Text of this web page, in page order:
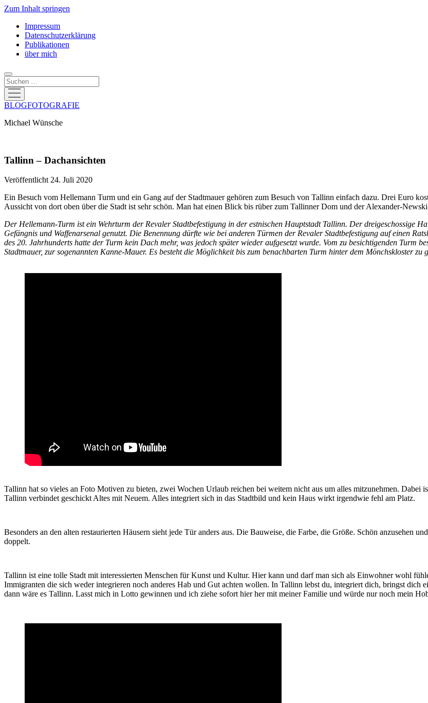
Zum Inhalt springen
Impressum
Datenschutzerklärung
Publikationen
über mich
Suchen
Menü
öffnen
BLOGFOTOGRAFIE
Michael Wünsche
Tallinn – Dachansichten
Veröffentlicht 24. Juli 2020
Ein Besuch vom Hellemann Turm und ein Gang auf der Stadtmauer gehören zum Besuch von Tallinn einfach dazu. Drei Euro
Aussicht von dort oben über die Stadt ist sehr schön. Man hat einen Blick bis rüber zum Tallinner Dom und der Alexander-
Der Hellemann-Turm ist ein Wehrturm der Revaler Stadtbefestigung in der estnischen Hauptstadt Tallinn. Der dreigeschossige
Gefängnis und Waffenarsenal genutzt. Die Benennung dürfte wie bei anderen Türmen der Revaler Stadtbefestigung auf einen
des 20. Jahrhunderts hatte der Turm kein Dach mehr, was jedoch später wieder aufgesetzt wurde. Vom zu besichtigenden Turm
Stadtmauer, zur sogenannten Kanne-Mauer. Es besteht die Möglichkeit bis zum benachbarten Turm hinter dem Mönchskloster zu
Tallinn hat so vieles an Foto Motiven zu bieten, zwei Wochen Urlaub reichen bei weitem nicht aus um alles mitzunehmen. Dabei
Tallinn verbindet geschickt Altes mit Neuem. Alles integriert sich in das Stadtbild und kein Haus wirkt irgendwie fehl am Platz.
Besonders an den alten restaurierten Häusern sieht jede Tür anders aus. Die Bauweise, die Farbe, die Größe. Schön anzusehen
doppelt.
Tallinn ist eine tolle Stadt mit interessierten Menschen für Kunst und Kultur. Hier kann und darf man sich als Einwohner wohl
Immigranten die sich weder integrieren noch anderes Hab und Gut achten wollen. In Tallinn lebst du, integriert dich, bringst
dann wäre es Tallinn. Lasst mich in Lotto gewinnen und ich ziehe sofort hier her mit meiner Familie und würde nur noch mein